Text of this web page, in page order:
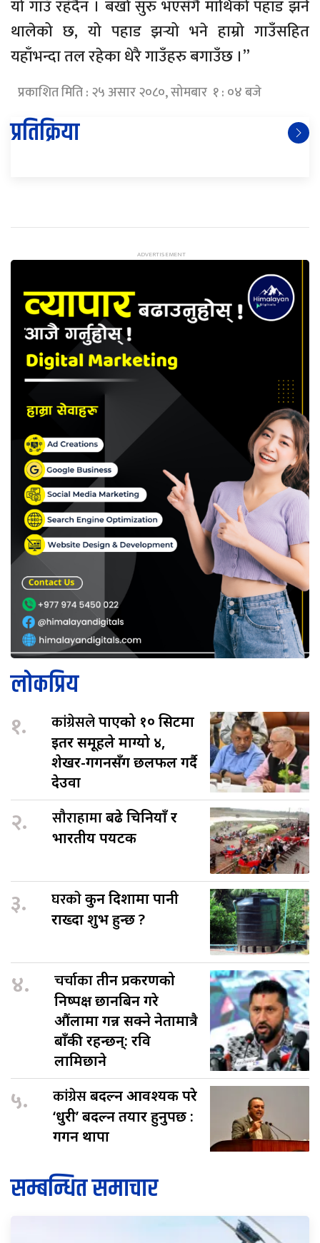
यो गाउँ रहँदैन । बर्खा सुरु भएसँगै माथिको पहाड झर्न
थालेको छ, यो पहाड झर्‍यो भने हाम्रो गाउँसहित
यहाँभन्दा तल रहेका धेरै गाउँहरु बगाउँछ ।”
प्रकाशित मिति : २५ असार २०८०, सोमबार १ : ०४ बजे
प्रतिक्रिया
लोकप्रिय
१. कांग्रेसलेपाएको १० सिटमा
इतर समूहले माग्यो ४,
शेखर-गगनसँग छलफल गर्दै
देउवा
२. सौराहामाबढे चिनियाँ र
भारतीय पर्यटक
३. घरकाेकुन दिशामा पानी
राख्दा शुभ हुन्छ ?
४. चर्चाकातीन प्रकरणको
निष्पक्ष छानबिन गरे
औंलामा गन्न सक्ने नेतामात्रै
बाँकी रहन्छन्: रवि
लामिछाने
५. कांग्रेसबदल्न आवश्यक परे
‘धुरी’ बदल्न तयार हुनुपर्छ :
गगन थापा
सम्बन्धित समाचार